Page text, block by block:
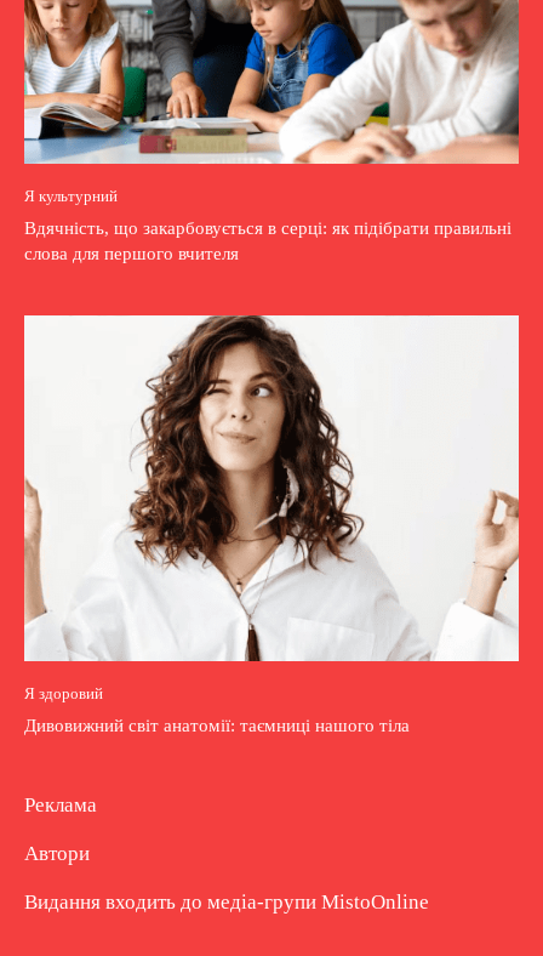
Я культурний
Вдячність, що закарбовується в серці: як підібрати правильні
слова для першого вчителя
Я здоровий
Дивовижний світ анатомії: таємниці нашого тіла
Реклама
Автори
Видання входить до медіа-групи MistoOnline